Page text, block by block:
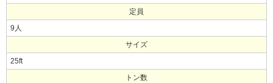
定員
9人
サイズ
25ft
トン数